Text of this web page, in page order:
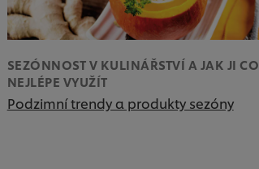
SEZÓNNOST V KULINÁŘSTVÍ A JAK JI CO
NEJLÉPE VYUŽÍT
Podzimní trendy a produkty sezóny